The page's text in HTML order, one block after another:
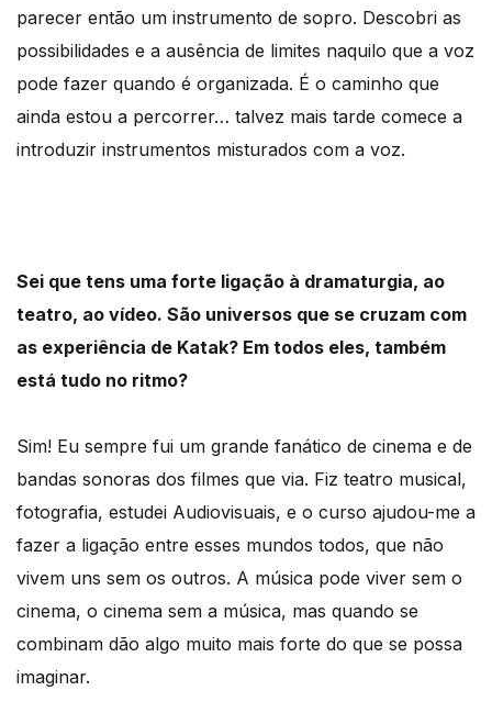
parecer então um instrumento de sopro. Descobri as
possibilidades e a ausência de limites naquilo que a voz
pode fazer quando é organizada. É o caminho que
ainda estou a percorrer… talvez mais tarde comece a
introduzir instrumentos misturados com a voz.
Sei que tens uma forte ligação à dramaturgia, ao
teatro, ao vídeo. São universos que se cruzam com
as experiência de Katak? Em todos eles, também
está tudo no ritmo?
Sim! Eu sempre fui um grande fanático de cinema e de
bandas sonoras dos filmes que via. Fiz teatro musical,
fotografia, estudei Audiovisuais, e o curso ajudou-me a
fazer a ligação entre esses mundos todos, que não
vivem uns sem os outros. A música pode viver sem o
cinema, o cinema sem a música, mas quando se
combinam dão algo muito mais forte do que se possa
imaginar.